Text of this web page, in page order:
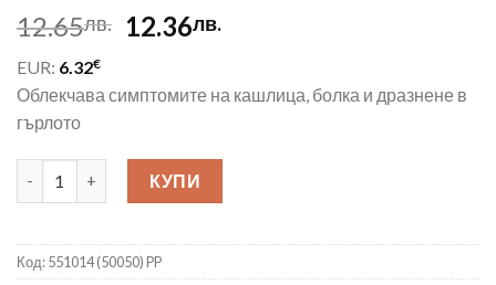
12.65лв.
Original
12.65лв..
12.36лв.Текущата
12.36лв..
EUR: 6.32€
Облекчава симптомите на кашлица, болка и дразнене в
гърлото
количество за Спрей за гърло с прополис, бяла ружа и
КУПИ
Код:551014 (50050) PP